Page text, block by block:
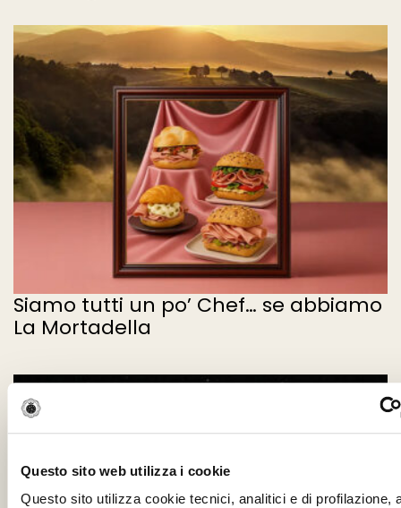
Questo sito web utilizza i cookie
Questo sito utilizza cookie tecnici, analitici e di profilazione,
Siamo tutti un po’ Chef… se abbiamo
La Mortadella